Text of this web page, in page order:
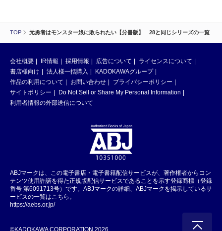
TOP 元勇者はモンスター娘に敗られたい【分冊版】 28と同じシリーズの一覧
会社概要 IR情報 採用情報 広告について
ライセンスについて
書店様向け
法人様一括購入
KADOKAWAグループ
作品の利用について
お問い合わせ
プライバシーポリシー
サイトポリシー
Do Not Sell or Share My Personal Information
利用者情報の外部送信について
ABJマークは、この電子書店・電子書籍配信サービスが、著作権者からコン
テンツ使用許諾を得た正規版配信サービスであることを示す登録商標（登録
番号 第6091713号）です。ABJマークの詳細、ABJマークを掲示しているサ
ービスの一覧はこちら。
https://aebs.or.jp/